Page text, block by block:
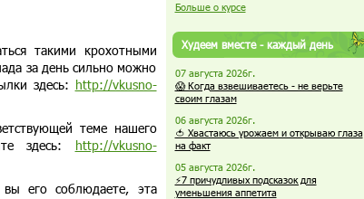
такими крохотными
за день сильно можно
здесь: http://vkusno-
теме нашего
здесь: http://vkusno-
его соблюдаете, эта
Больше о курсе
Худеем вместе - каждый день
07 августа 2026г.
😱 Когда взвешиваетесь - не верьте
своим глазам
06 августа 2026г.
🍅 Хвастаюсь урожаем и открываю глаза
на факт
05 августа 2026г.
⚡7 причудливых подсказок для
уменьшения аппетита